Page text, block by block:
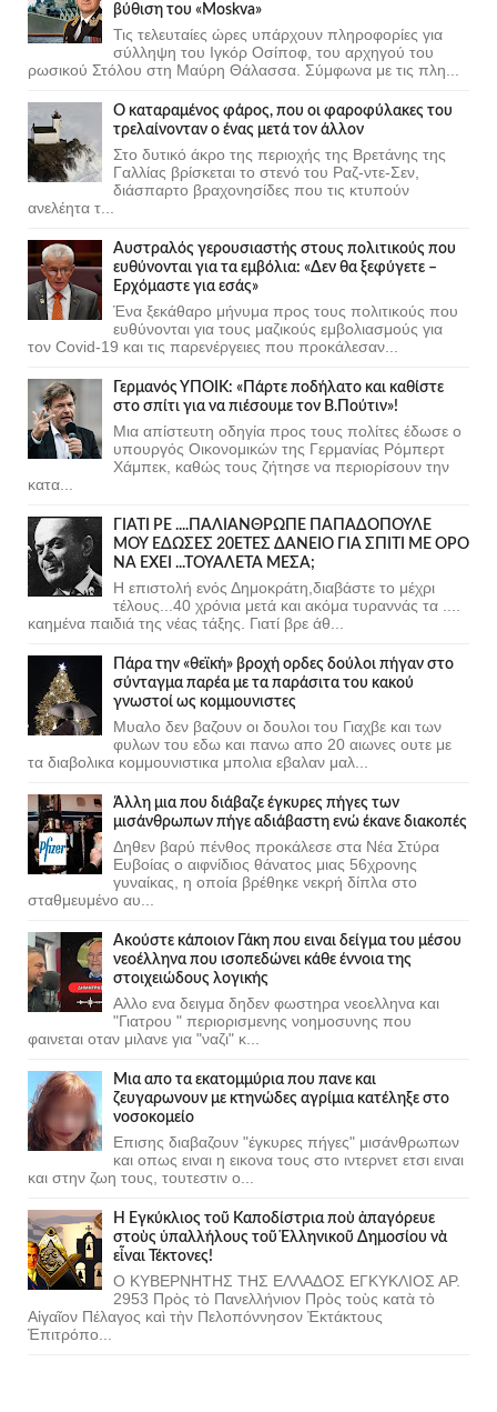
βύθιση του «Moskva»
Τις τελευταίες ώρες υπάρχουν πληροφορίες για
σύλληψη του Ιγκόρ Οσίποφ, του αρχηγού του
ρωσικού Στόλου στη Μαύρη Θάλασσα. Σύμφωνα με τις πλη...
Ο καταραμένος φάρος, που οι φαροφύλακες του
τρελαίνονταν ο ένας μετά τον άλλον
Στο δυτικό άκρο της περιοχής της Βρετάνης της
Γαλλίας βρίσκεται το στενό του Ραζ-ντε-Σεν,
διάσπαρτο βραχονησίδες που τις κτυπούν
ανελέητα τ...
Αυστραλός γερουσιαστής στους πολιτικούς που
ευθύνονται για τα εμβόλια: «Δεν θα ξεφύγετε –
Ερχόμαστε για εσάς»
Ένα ξεκάθαρο μήνυμα προς τους πολιτικούς που
ευθύνονται για τους μαζικούς εμβολιασμούς για
τον Covid-19 και τις παρενέργειες που προκάλεσαν...
Γερμανός ΥΠΟΙΚ: «Πάρτε ποδήλατο και καθίστε
στο σπίτι για να πιέσουμε τον Β.Πούτιν»!
Μια απίστευτη οδηγία προς τους πολίτες έδωσε ο
υπουργός Οικονομικών της Γερμανίας Ρόμπερτ
Χάμπεκ, καθώς τους ζήτησε να περιορίσουν την
κατα...
ΓΙΑΤΙ ΡΕ ....ΠΑΛΙΑΝΘΡΩΠΕ ΠΑΠΑΔΟΠΟΥΛΕ
ΜΟΥ ΕΔΩΣΕΣ 20ΕΤΕΣ ΔΑΝΕΙΟ ΓΙΑ ΣΠΙΤΙ ΜΕ ΟΡΟ
ΝΑ ΕΧΕΙ ...ΤΟΥΑΛΕΤΑ ΜΕΣΑ;
Η επιστολή ενός Δημοκράτη,διαβάστε το μέχρι
τέλους...40 χρόνια μετά και ακόμα τυραννάς τα ....
καημένα παιδιά της νέας τάξης. Γιατί βρε άθ...
Πάρα την «θεϊκή» βροχή ορδες δούλοι πήγαν στο
σύνταγμα παρέα με τα παράσιτα του κακού
γνωστοί ως κομμουνιστες
Μυαλο δεν βαζουν οι δουλοι του Γιαχβε και των
φυλων του εδω και πανω απο 20 αιωνες ουτε με
τα διαβολικα κομμουνιστικα μπολια εβαλαν μαλ...
Άλλη μια που διάβαζε έγκυρες πήγες των
μισάνθρωπων πήγε αδιάβαστη ενώ έκανε διακοπές
Δηθεν βαρύ πένθος προκάλεσε στα Νέα Στύρα
Ευβοίας ο αιφνίδιος θάνατος μιας 56χρονης
γυναίκας, η οποία βρέθηκε νεκρή δίπλα στο
σταθμευμένο αυ...
Ακούστε κάποιον Γάκη που ειναι δείγμα του μέσου
νεοέλληνα που ισοπεδώνει κάθε έννοια της
στοιχειώδους λογικής
Αλλο ενα δειγμα δηδεν φωστηρα νεοελληνα και
"Γιατρου " περιορισμενης νοημοσυνης που
φαινεται οταν μιλανε για "ναζι" κ...
Μια απο τα εκατομμύρια που πανε και
ζευγαρωνουν με κτηνώδες αγρίμια κατέληξε στο
νοσοκομείο
Επισης διαβαζουν "έγκυρες πήγες" μισάνθρωπων
και οπως ειναι η εικονα τους στο ιντερνετ ετσι ειναι
και στην ζωη τους, τουτεστιν ο...
Ἡ Ἐγκύκλιος τοῦ Καποδίστρια ποὺ ἀπαγόρευε
στοὺς ὑπαλλήλους τοῦ Ἑλληνικοῦ Δημοσίου νὰ
εἶναι Τέκτονες!
Ο ΚΥΒΕΡΝΗΤΗΣ ΤΗΣ ΕΛΛΑΔΟΣ ΕΓΚΥΚΛΙΟΣ ΑΡ.
2953 Πρὸς τὸ Πανελλήνιον Πρὸς τοὺς κατὰ τὸ
Αἰγαῖον Πέλαγος καὶ τὴν Πελοπόννησον Ἐκτάκτους
Ἐπιτρόπο...